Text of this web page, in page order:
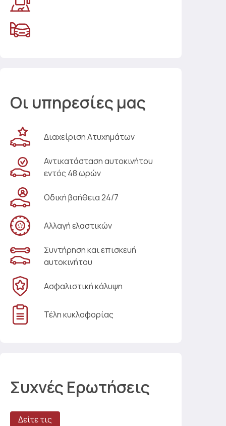
Οι υπηρεσίες μας
Διαχείριση Ατυχημάτων
Αντικατάσταση αυτοκινήτου
εντός 48 ωρών
Οδική βοήθεια 24/7
Αλλαγή ελαστικών
Συντήρηση και επισκευή
αυτοκινήτου
Ασφαλιστική κάλυψη
Τέλη κυκλοφορίας
Συχνές Ερωτήσεις
Δείτε τις